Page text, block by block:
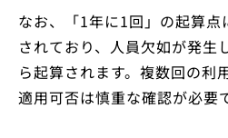
なお、「1年に1回」の起算点
されており、人員欠如が発生
ら起算されます。複数回の利
適用可否は慎重な確認が必要